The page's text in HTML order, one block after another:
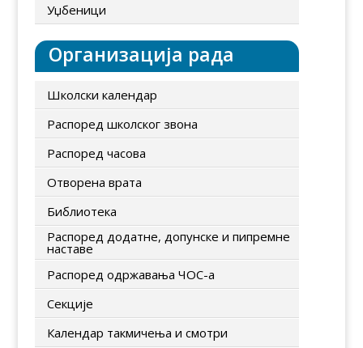
Уџбеници
Организација рада
Школски календар
Распоред школског звона
Распоред часова
Отворена врата
Библиотека
Распоред додатне, допунске и пипремне
наставе
Распоред одржавања ЧОС-а
Секције
Календар такмичења и смотри